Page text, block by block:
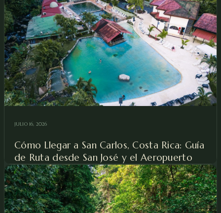
JULIO 16, 2026
Cómo Llegar a San Carlos, Costa Rica: Guía
de Ruta desde San José y el Aeropuerto